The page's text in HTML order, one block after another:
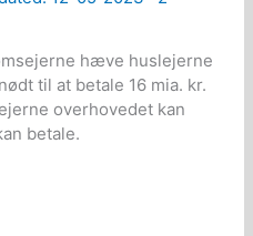
hæve huslejerne
til at betale 16 mia. kr.
overhovedet kan
betale.